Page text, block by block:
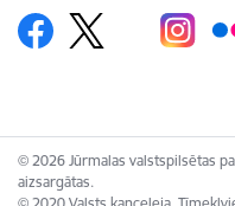
© 2026 Jūrmalas valstspilsētas
aizsargātas.